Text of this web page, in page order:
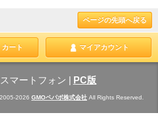
ページの先頭へ戻る
カート マイアカウント
スマートフォン PC版
2026 GMOペパボ株式会社 All Rights Reserved.